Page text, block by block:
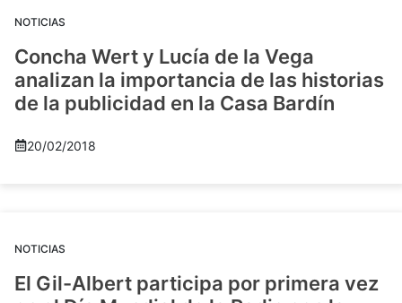
NOTICIAS
Concha Wert y Lucía de la Vega
analizan la importancia de las historias
de la publicidad en la Casa Bardín
20/02/2018
NOTICIAS
El Gil-Albert participa por primera vez